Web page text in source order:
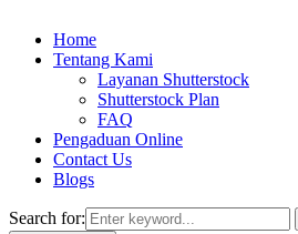
Home
Tentang Kami
Layanan Shutterstock
Shutterstock Plan
FAQ
Pengaduan Online
Contact Us
Blogs
Search for: